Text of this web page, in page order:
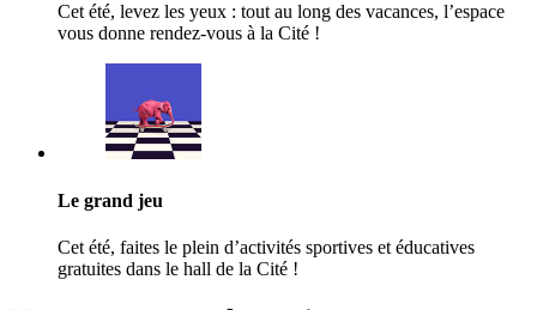
Cet été, levez les yeux : tout au long des vacances, l’espace
vous donne rendez-vous à la Cité !
Le grand jeu
Cet été, faites le plein d’activités sportives et éducatives
gratuites dans le hall de la Cité !